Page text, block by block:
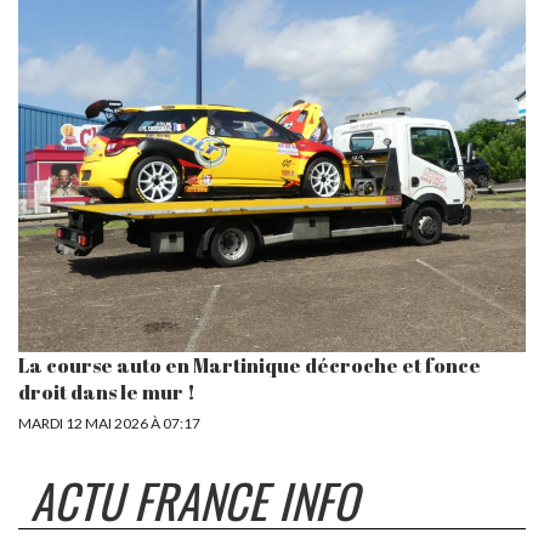
La course auto en Martinique décroche et fonce
droit dans le mur !
MARDI 12 MAI 2026 À 07:17
ACTU FRANCE INFO